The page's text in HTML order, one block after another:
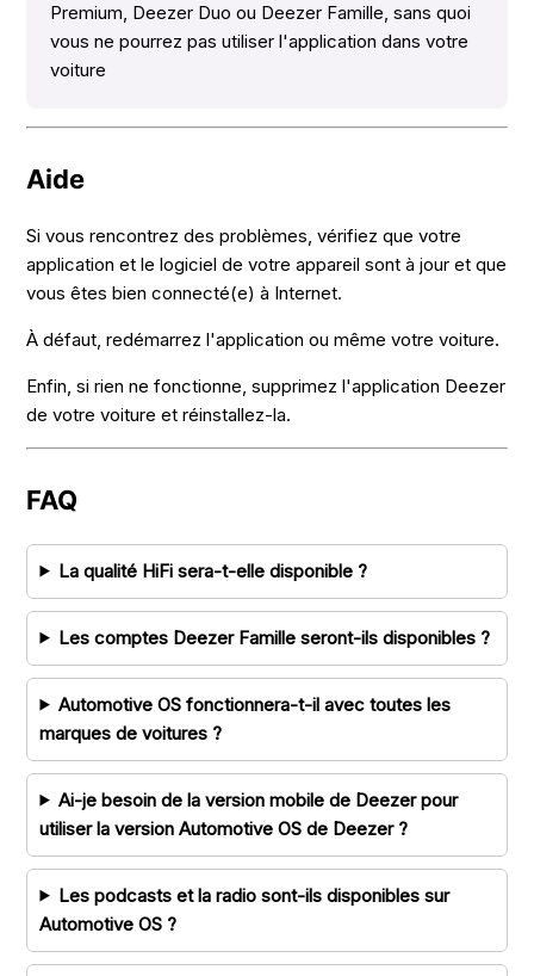
Premium, Deezer Duo ou Deezer Famille, sans quoi
vous ne pourrez pas utiliser l'application dans votre
voiture
Aide
Si vous rencontrez des problèmes, vérifiez que votre
application et le logiciel de votre appareil sont à jour et que
vous êtes bien connecté(e) à Internet.
À défaut, redémarrez l'application ou même votre voiture.
Enfin, si rien ne fonctionne, supprimez l'application Deezer
de votre voiture et réinstallez-la.
FAQ
La qualité HiFi sera-t-elle disponible ?
Les comptes Deezer Famille seront-ils disponibles ?
Automotive OS fonctionnera-t-il avec toutes les
marques de voitures ?
Ai-je besoin de la version mobile de Deezer pour
utiliser la version Automotive OS de Deezer ?
Les podcasts et la radio sont-ils disponibles sur
Automotive OS ?